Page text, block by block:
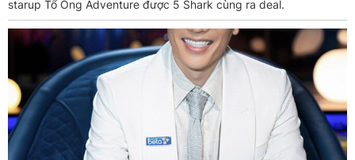
starup Tổ Ong Adventure được 5 Shark cùng ra deal.